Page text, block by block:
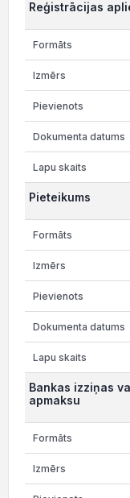
Reģistrācijas
Pieteikums
Bankas izziņas
apmaksu